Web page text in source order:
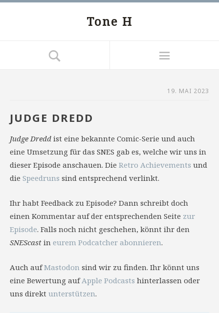
Tone H
19. MAI 2023
JUDGE DREDD
Judge Dredd ist eine bekannte Comic-Serie und auch
eine Umsetzung für das SNES gab es, welche wir uns in
dieser Episode anschauen. Die Retro Achievements und
die Speedruns sind entsprechend verlinkt.
Ihr habt Feedback zu Episode? Dann schreibt doch
einen Kommentar auf der entsprechenden Seite zur
Episode. Falls noch nicht geschehen, könnt ihr den
SNEScast in eurem Podcatcher abonnieren.
Auch aufMastodon sind wir zu finden. Ihr könnt uns
eine Bewertung aufApple Podcasts hinterlassen oder
uns direkt unterstützen.